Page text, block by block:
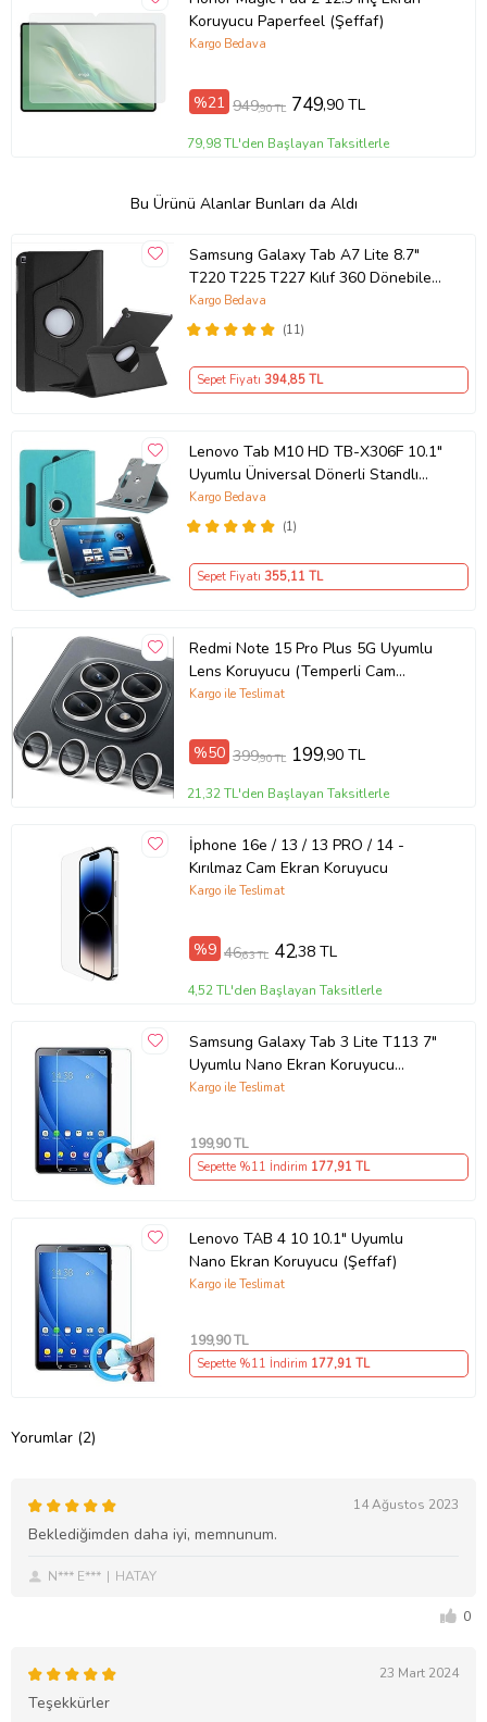
Koruyucu Paperfeel (Şeffaf)
Kargo Bedava
%21 949,90 TL 749,90 TL
79,98 TL'den Başlayan Taksitlerle
Bu Ürünü Alanlar Bunları da Aldı
Samsung Galaxy Tab A7 Lite 8.7"
T220 T225 T227 Kılıf 360 Dönebilen
Standlı Case (Siyah)
(11)
Kargo Bedava
Sepet Fiyatı 394,85 TL
Lenovo Tab M10 HD TB-X306F 10.1"
Uyumlu Üniversal Dönerli Standlı
Tablet Kılıfı+Dokunmatik Kalem
(Turuncu)
(1)
Kargo Bedava
Sepet Fiyatı 355,11 TL
Redmi Note 15 Pro Plus 5G Uyumlu
Lens Koruyucu (Temperli Cam
Kamera Koruyucu)
Kargo ile Teslimat
%50 399,90 TL 199,90 TL
21,32 TL'den Başlayan Taksitlerle
İphone 16e / 13 / 13 PRO / 14 -
Kırılmaz Cam Ekran Koruyucu
Kargo ile Teslimat
%9 46,63 TL 42,38 TL
4,52 TL'den Başlayan Taksitlerle
Samsung Galaxy Tab 3 Lite T113 7"
Uyumlu Nano Ekran Koruyucu
(Şeffaf)
Kargo ile Teslimat
199,90 TL
Sepette %11 İndirim 177,91 TL
Lenovo TAB 4 10 10.1" Uyumlu
Nano Ekran Koruyucu (Şeffaf)
Kargo ile Teslimat
199,90 TL
Sepette %11 İndirim 177,91 TL
Yorumlar (2)
14 Ağustos 2023
Beklediğimden daha iyi, memnunum.
N*** E*** HATAY
0
23 Mart 2024
Teşekkürler